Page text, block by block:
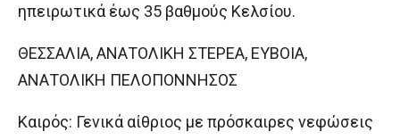
ηπειρωτικά έως 35 βαθμούς Κελσίου.
ΘΕΣΣΑΛΙΑ, ΑΝΑΤΟΛΙΚΗ ΣΤΕΡΕΑ, ΕΥΒΟΙΑ,
ΑΝΑΤΟΛΙΚΗ ΠΕΛΟΠΟΝΝΗΣΟΣ
Καιρός: Γενικά αίθριος με πρόσκαιρες νεφώσεις